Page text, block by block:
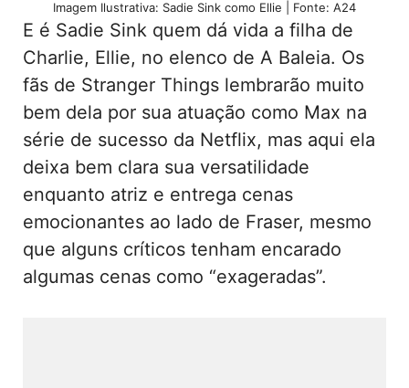
Imagem Ilustrativa: Sadie Sink como Ellie | Fonte: A24
E é Sadie Sink quem dá vida a filha de
Charlie, Ellie, no elenco de A Baleia. Os
fãs de Stranger Things lembrarão muito
bem dela por sua atuação como Max na
série de sucesso da Netflix, mas aqui ela
deixa bem clara sua versatilidade
enquanto atriz e entrega cenas
emocionantes ao lado de Fraser, mesmo
que alguns críticos tenham encarado
algumas cenas como “exageradas”.